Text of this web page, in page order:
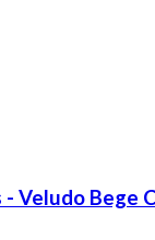
- Veludo Bege